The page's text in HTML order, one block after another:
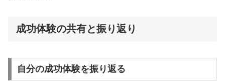
成功体験の共有と振り返り
自分の成功体験を振り返る